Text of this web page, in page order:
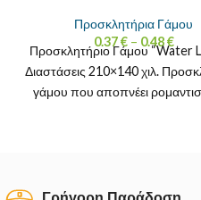
Προσκλητήρια Γάμου
0.37€ – 0.48€
Προσκλητήριο Γάμου “Water
Διαστάσεις 210×140 χιλ.
γάμου που αποπνέει